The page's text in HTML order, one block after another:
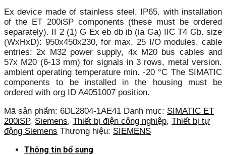
Ex device made of stainless steel, IP65. with installation
of the ET 200iSP components (these must be ordered
separately). II 2 (1) G Ex eb db ib (ia Ga) IIC T4 Gb. size
(WxHxD): 950x450x230, for max. 25 I/O modules. cable
entries: 2x M32 power supply, 4x M20 bus cables and
57x M20 (6-13 mm) for signals in 3 rows, metal version.
ambient operating temperature min. -20 °C The SIMATIC
components to be installed in the housing must be
ordered with org ID A4051007 position.
Mã sản phẩm: 6DL2804-1AE41 Danh mục: SIMATIC ET
200iSP, Siemens, Thiết bị điện công nghiệp, Thiết bị tự
động Siemens Thương hiệu: SIEMENS
Thông tin bổ sung